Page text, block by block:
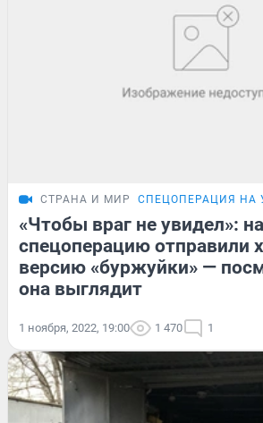
СТРАНА И МИР СПЕЦОПЕРАЦИЯ НА
«Чтобы враг не увидел»: на
спецоперацию отправили
версию «буржуйки» —
она выглядит
1 ноября, 2022, 19:00 1 470 1